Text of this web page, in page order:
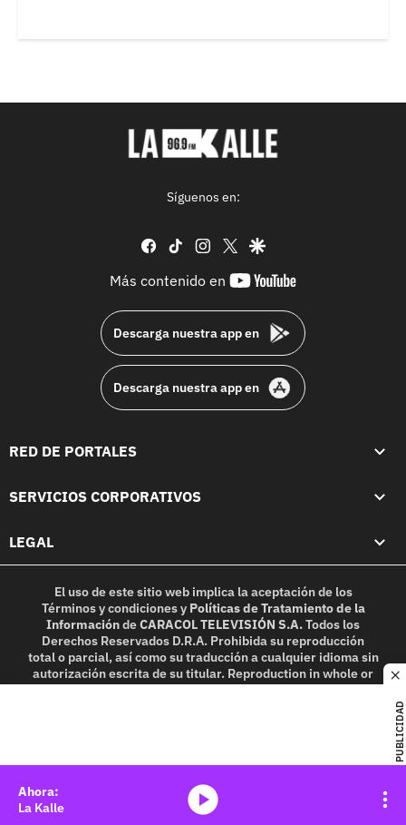
PUBLICIDAD
Síguenos en:
facebook
tiktok instagram
twittergoogle
Más contenido en
youtube-
Descarga nuestra app en
Descarga nuestra app en
RED DE PORTALES
SERVICIOS CORPORATIVOS
LEGAL
El uso de este sitio web implica la aceptación de los
Términos y condicionesy Políticas de Tratamiento de la
InformacióndeCARACOL TELEVISIÓN S.A.Todos los
Derechos Reservados D.R.A. Prohibida su reproducción
total o parcial, así como su traducción a cualquier idioma sin
autorización escrita de su titular. Reproduction in whole or
in part, or translation without written permission is
La Kalle